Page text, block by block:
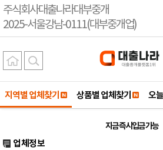
주식회사대출나라대부중개
2025-서울강남-0111(대부중개업)
지역별 업체찾기 상품별 업체찾기 오
지금 즉시입금 가능
업체정보